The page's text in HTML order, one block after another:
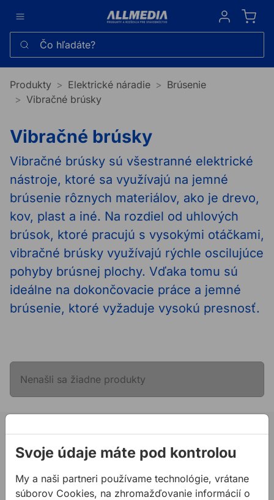
Sign in
Čo hľadáte?
Produkty Elektrické náradie
Brúsenie
Vibračné brúsky
Vibračné brúsky
Vibračné brúsky sú všestranné elektrické
nástroje, ktoré sa využívajú na jemné
brúsenie rôznych materiálov, ako je drevo,
kov, plast a iné. Na rozdiel od uhlových
brúsok, ktoré pracujú s vysokými otáčkami,
vibračné brúsky využívajú rýchle oscilujúce
pohyby brúsnej plochy. Vďaka tomu sú
ideálne na dokončovacie práce a jemné
brúsenie, ktoré vyžaduje vysokú presnosť.
Nenašli sa žiadne produkty
02 623 10 920
allmedia@allmedia.sk
allmediasro (po-ne 7-22 h)
Svoje údaje máte pod kontrolou
My a naši partneri používame technológie, vrátane
súborov Cookies, na zhromažďovanie informácií o